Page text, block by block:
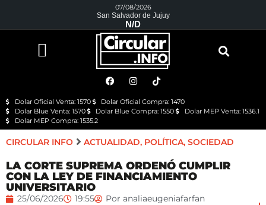
07/08/2026
San Salvador de Jujuy
N/D
Dolar Oficial Venta: 1570
Dolar Oficial Compra: 1470
Dolar Blue Venta: 1570
Dolar Blue Compra: 1550
Dolar MEP Venta: 1536.1
Dolar MEP Compra: 1535.2
CIRCULAR INFO ACTUALIDAD, POLÍTICA, SOCIEDAD
LA CORTE SUPREMA ORDENÓ CUMPLIR
CON LA LEY DE FINANCIAMIENTO
UNIVERSITARIO
25/06/2026 19:55 Por analiaeugeniafarfan